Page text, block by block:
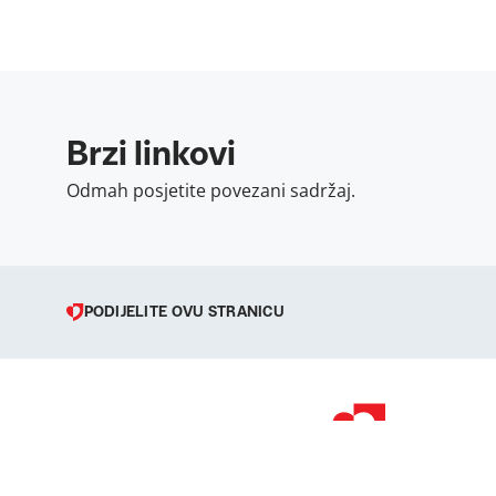
Brzi linkovi
Odmah posjetite povezani sadržaj.
PODIJELITE OVU STRANICU